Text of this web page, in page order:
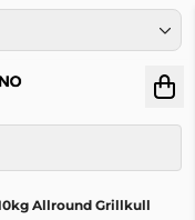
Allround Grillkull